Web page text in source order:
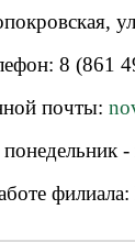
8 (861
почты:
филиала: